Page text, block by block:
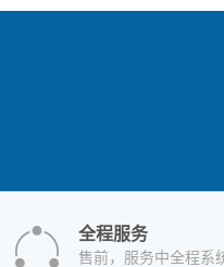
全程服务
售前，服务中全程系